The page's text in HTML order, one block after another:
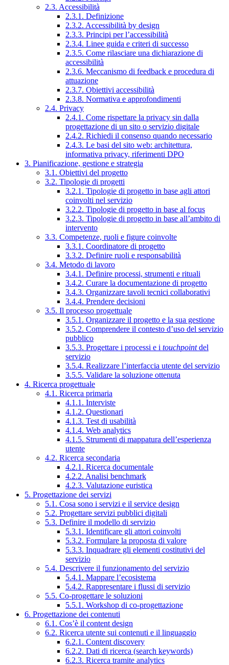
2.3. Accessibilità
2.3.1. Definizione
2.3.2. Accessibilità by design
2.3.3. Principi per l’accessibilità
2.3.4. Linee guida e criteri di successo
2.3.5. Come rilasciare una dichiarazione di
accessibilità
2.3.6. Meccanismo di feedback e procedura di
attuazione
2.3.7. Obiettivi accessibilità
2.3.8. Normativa e approfondimenti
2.4. Privacy
2.4.1. Come rispettare la privacy sin dalla
progettazione di un sito o servizio digitale
2.4.2. Richiedi il consenso quando necessario
2.4.3. Le basi del sito web: architettura,
informativa privacy, riferimenti DPO
3. Pianificazione, gestione e strategia
3.1. Obiettivi del progetto
3.2. Tipologie di progetti
3.2.1. Tipologie di progetto in base agli attori
coinvolti nel servizio
3.2.2. Tipologie di progetto in base al focus
3.2.3. Tipologie di progetto in base all’ambito di
intervento
3.3. Competenze, ruoli e figure coinvolte
3.3.1. Coordinatore di progetto
3.3.2. Definire ruoli e responsabilità
3.4. Metodo di lavoro
3.4.1. Definire processi, strumenti e rituali
3.4.2. Curare la documentazione di progetto
3.4.3. Organizzare tavoli tecnici collaborativi
3.4.4. Prendere decisioni
3.5. Il processo progettuale
3.5.1. Organizzare il progetto e la sua gestione
3.5.2. Comprendere il contesto d’uso del servizio
pubblico
3.5.3. Progettare i processi e i touchpointdel
servizio
3.5.4. Realizzare l’interfaccia utente del servizio
3.5.5. Validare la soluzione ottenuta
4. Ricerca progettuale
4.1. Ricerca primaria
4.1.1. Interviste
4.1.2. Questionari
4.1.3. Test di usabilità
4.1.4. Web analytics
4.1.5. Strumenti di mappatura dell’esperienza
utente
4.2. Ricerca secondaria
4.2.1. Ricerca documentale
4.2.2. Analisi benchmark
4.2.3. Valutazione euristica
5. Progettazione dei servizi
5.1. Cosa sono i servizi e il service design
5.2. Progettare servizi pubblici digitali
5.3. Definire il modello di servizio
5.3.1. Identificare gli attori coinvolti
5.3.2. Formulare la proposta di valore
5.3.3. Inquadrare gli elementi costitutivi del
servizio
5.4. Descrivere il funzionamento del servizio
5.4.1. Mappare l’ecosistema
5.4.2. Rappresentare i flussi di servizio
5.5. Co-progettare le soluzioni
5.5.1. Workshop di co-progettazione
6. Progettazione dei contenuti
6.1. Cos’è il content design
6.2. Ricerca utente sui contenuti e il linguaggio
6.2.1. Content discovery
6.2.2. Dati di ricerca (search keywords)
6.2.3. Ricerca tramite analytics